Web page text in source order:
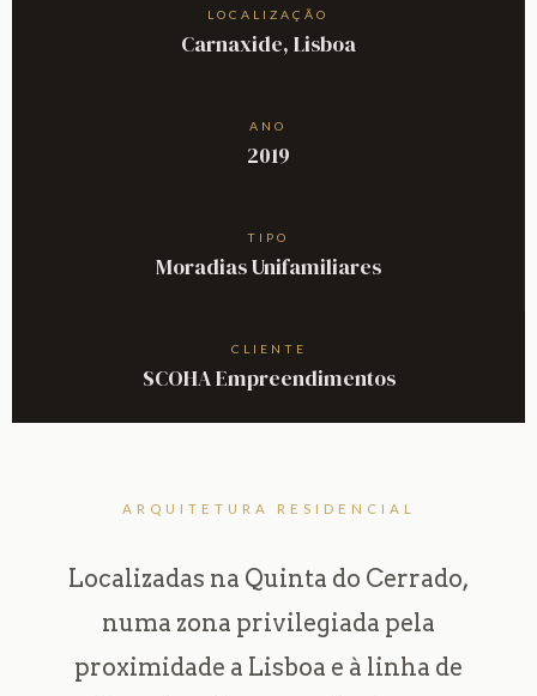
LOCALIZAÇÃO
Carnaxide, Lisboa
ANO
2019
TIPO
Moradias Unifamiliares
CLIENTE
SCOHA Empreendimentos
ARQUITETURA RESIDENCIAL
Localizadas na Quinta do Cerrado,
numa zona privilegiada pela
proximidade a Lisboa e à linha de